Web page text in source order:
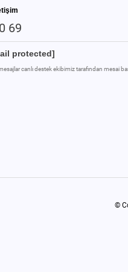
69
protected]
canlı destek ekibimiz tarafından mesai
©